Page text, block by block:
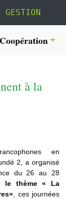
GESTION
Coopération
à la
en
2, a organisé
du 26 au 28
le thème« La
» , ces journées